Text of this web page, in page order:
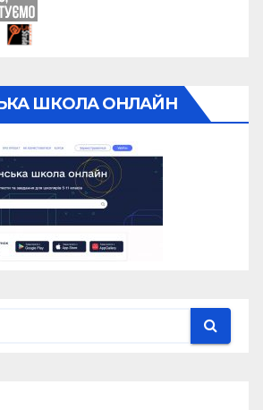
ШКОЛА ОНЛАЙН